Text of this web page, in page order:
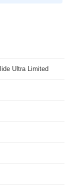
年 FLHTK TC
Ultra Limited